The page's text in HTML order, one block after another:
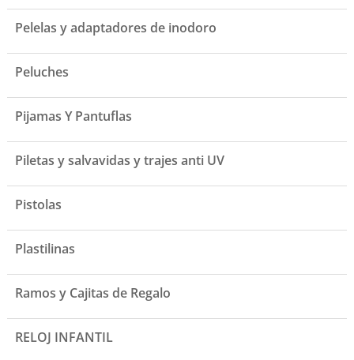
Pelelas y adaptadores de inodoro
Peluches
Pijamas Y Pantuflas
Piletas y salvavidas y trajes anti UV
Pistolas
Plastilinas
Ramos y Cajitas de Regalo
RELOJ INFANTIL